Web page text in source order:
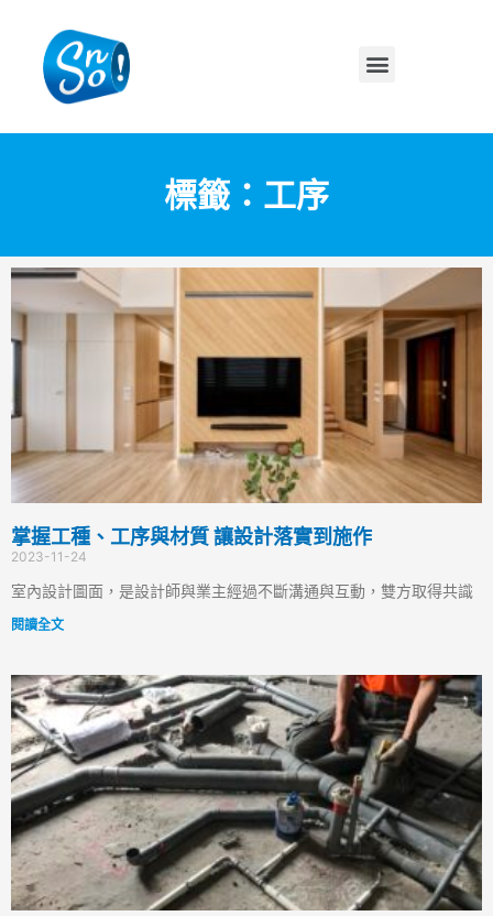
標籤：工序
掌握工種、工序與材質 讓設計落實到施作
2023-11-24
室內設計圖面，是設計師與業主經過不斷溝通與互動，雙方取得共識
閱讀全文